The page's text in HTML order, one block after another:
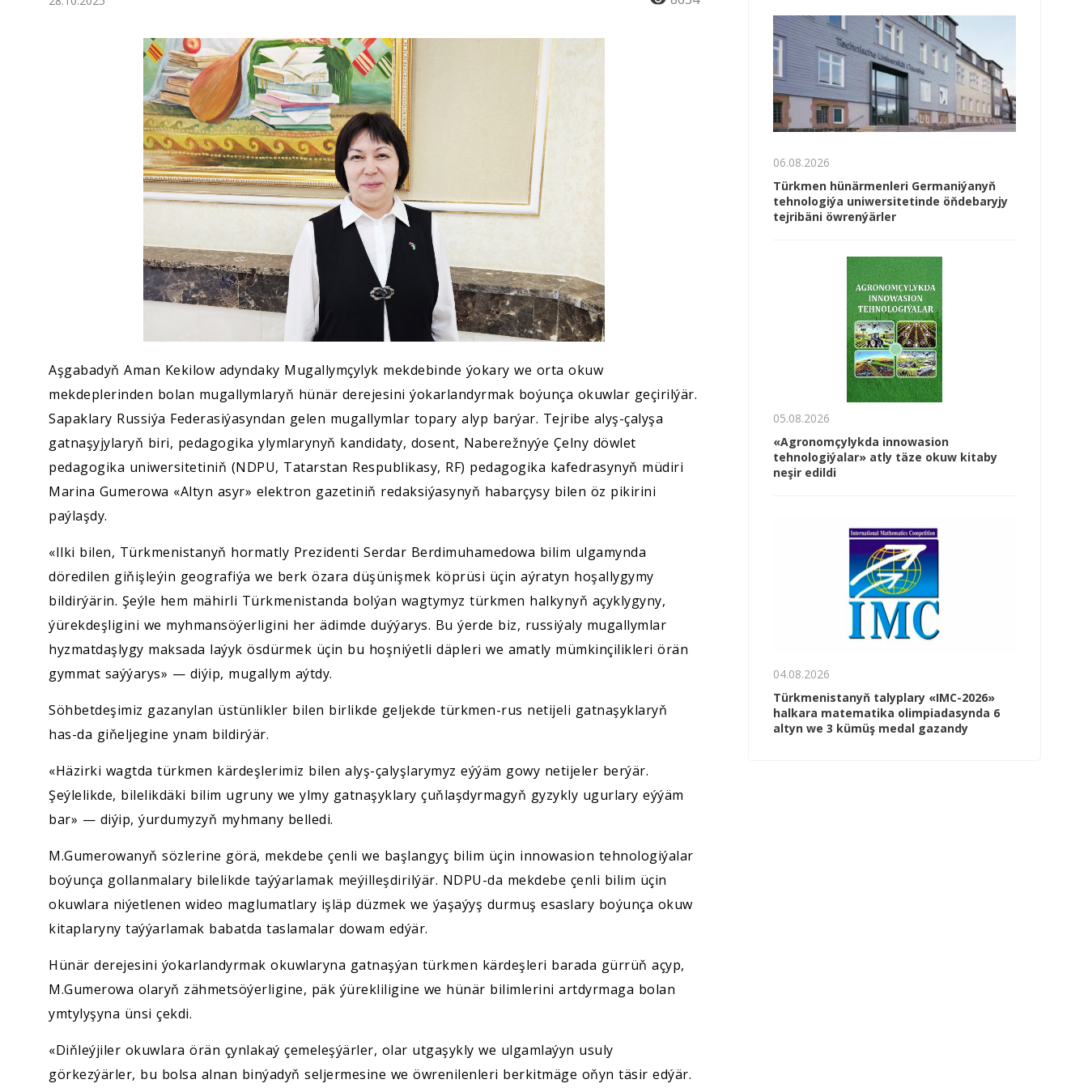
Jemgyýet
Medeniýet
Ylym
Sport
Aşgabadyň Aman Kekilow adyndaky Mugallymçylyk mekdebinde ýokary we orta okuw
mekdeplerinden bolan mugallymlaryň hünär derejesini ýokarlandyrmak boýunça okuwlar geçirilýär.
Sapaklary Russiýa Federasiýasyndan gelen mugallymlar topary alyp barýar. Tejribe alyş-çalyşa
gatnaşyjylaryň biri, pedagogika ylymlarynyň kandidaty, dosent, Naberežnyýe Çelny döwlet
pedagogika uniwersitetiniň (NDPU, Tatarstan Respublikasy, RF) pedagogika kafedrasynyň müdiri
Marina Gumerowa «Altyn asyr» elektron gazetiniň redaksiýasynyň habarçysy bilen öz pikirini
paýlaşdy.
«Ilki bilen, Türkmenistanyň hormatly Prezidenti Serdar Berdimuhamedowa bilim ulgamynda
döredilen giňişleýin geografiýa we berk özara düşünişmek köprüsi üçin aýratyn hoşallygymy
bildirýärin. Şeýle hem mähirli Türkmenistanda bolýan wagtymyz türkmen halkynyň açyklygyny,
ýürekdeşligini we myhmansöýerligini her ädimde duýýarys. Bu ýerde biz, russiýaly mugallymlar
hyzmatdaşlygy maksada laýyk ösdürmek üçin bu hoşniýetli däpleri we amatly mümkinçilikleri örän
gymmat saýýarys» — diýip, mugallym aýtdy.
Söhbetdeşimiz gazanylan üstünlikler bilen birlikde geljekde türkmen-rus netijeli gatnaşyklaryň
has-da giňeljegine ynam bildirýär.
«Häzirki wagtda türkmen kärdeşlerimiz bilen alyş-çalyşlarymyz eýýäm gowy netijeler berýär.
Şeýlelikde, bilelikdäki bilim ugruny we ylmy gatnaşyklary çuňlaşdyrmagyň gyzykly ugurlary eýýäm
bar» — diýip, ýurdumyzyň myhmany belledi.
M.Gumerowanyň sözlerine görä, mekdebe çenli we başlangyç bilim üçin innowasion tehnologiýalar
boýunça gollanmalary bilelikde taýýarlamak meýilleşdirilýär. NDPU-da mekdebe çenli bilim üçin
okuwlara niýetlenen wideo maglumatlary işläp düzmek we ýaşaýyş durmuş esaslary boýunça okuw
kitaplaryny taýýarlamak babatda taslamalar dowam edýär.
Hünär derejesini ýokarlandyrmak okuwlaryna gatnaşýan türkmen kärdeşleri barada gürrüň açyp,
M.Gumerowa olaryň zähmetsöýerligine, päk ýürekliligine we hünär bilimlerini artdyrmaga bolan
ymtylyşyna ünsi çekdi.
«Diňleýjiler okuwlara örän çynlakaý çemeleşýärler, olar utgaşykly we ulgamlaýyn usuly
görkezýärler, bu bolsa alnan binýadyň seljermesine we öwrenilenleri berkitmäge oňyn täsir edýär.
06.08.2026
Türkmen hünärmenleri Germaniýanyň
tehnologiýa uniwersitetinde öňdebaryjy
tejribäni öwrenýärler
05.08.2026
«Agronomçylykda innowasion
tehnologiýalar» atly täze okuw kitaby
neşir edildi
04.08.2026
Türkmenistanyň talyplary «IMC-2026»
halkara matematika olimpiadasynda 6
altyn we 3 kümüş medal gazandy